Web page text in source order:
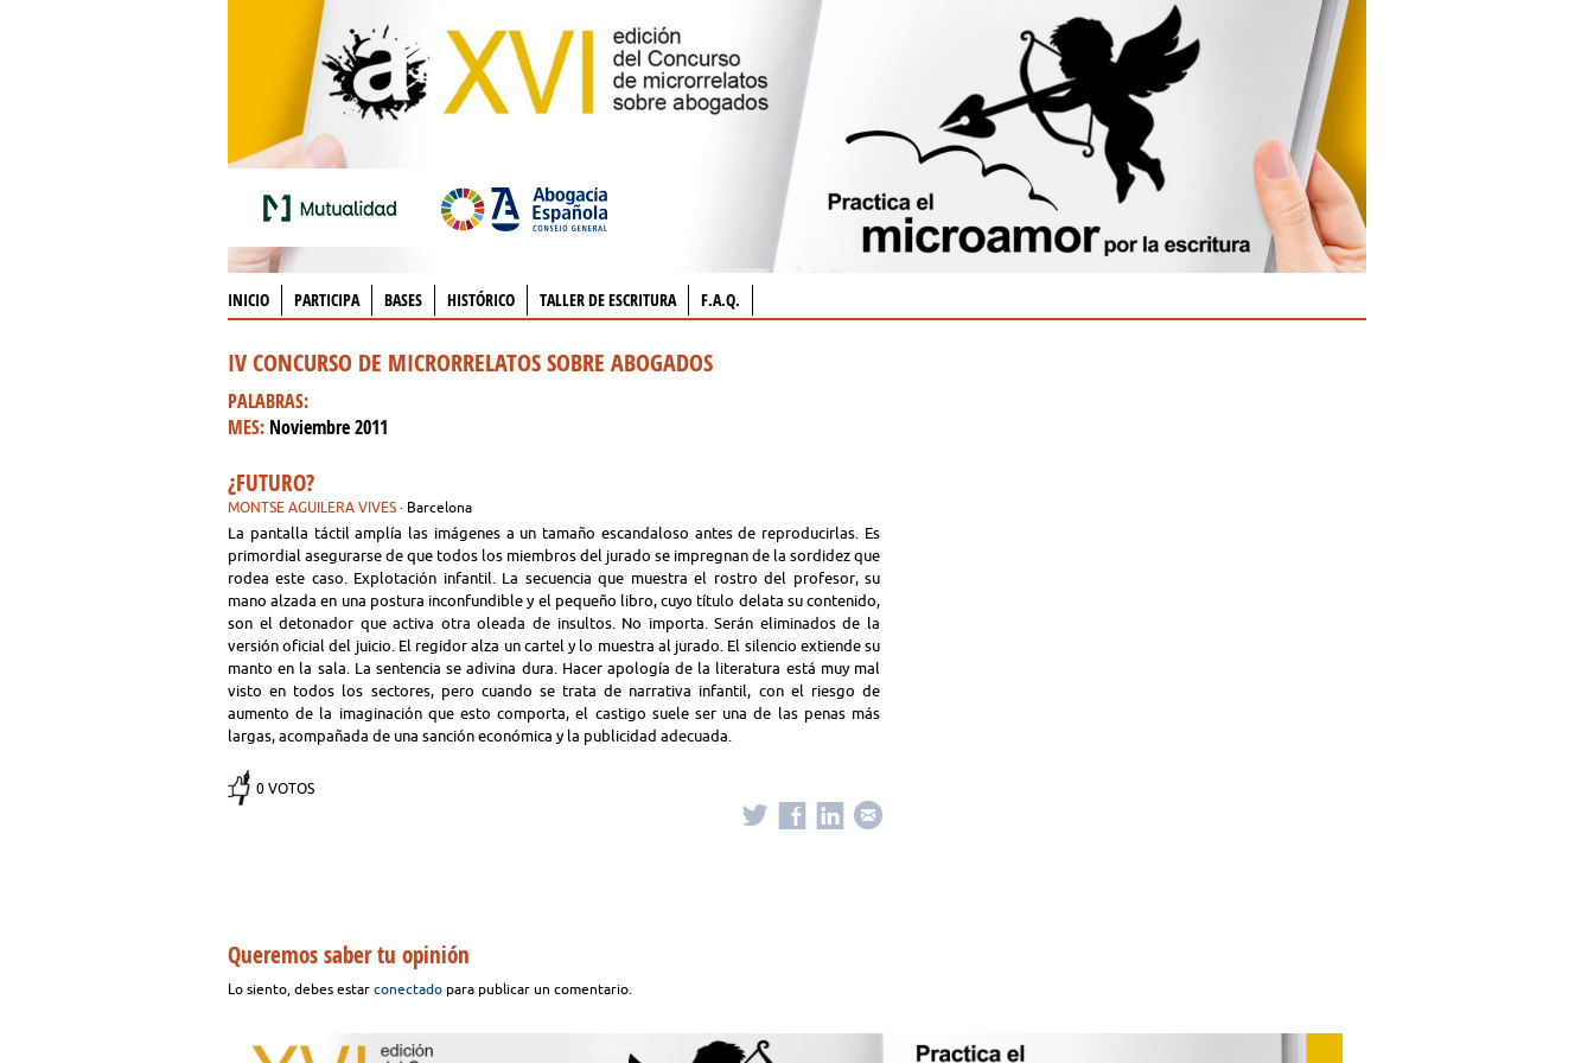
INICIO PARTICIPA BASES HISTÓRICO TALLER DE ESCRITURA F.A.Q.
IV CONCURSO DE MICRORRELATOS SOBRE ABOGADOS
PALABRAS:
MES: Noviembre 2011
¿FUTURO?
MONTSE AGUILERA VIVES · Barcelona
La pantalla táctil amplía las imágenes a un tamaño escandaloso antes de reproducirlas. Es
primordial asegurarse de que todos los miembros del jurado se impregnan de la sordidez que
rodea este caso. Explotación infantil. La secuencia que muestra el rostro del profesor, su
mano alzada en una postura inconfundible y el pequeño libro, cuyo título delata su contenido,
son el detonador que activa otra oleada de insultos. No importa. Serán eliminados de la
versión oficial del juicio. El regidor alza un cartel y lo muestra al jurado. El silencio extiende su
manto en la sala. La sentencia se adivina dura. Hacer apología de la literatura está muy mal
visto en todos los sectores, pero cuando se trata de narrativa infantil, con el riesgo de
aumento de la imaginación que esto comporta, el castigo suele ser una de las penas más
largas, acompañada de una sanción económica y la publicidad adecuada.
0 VOTOS
Queremos saber tu opinión
Lo siento, debes estar conectado para publicar un comentario.